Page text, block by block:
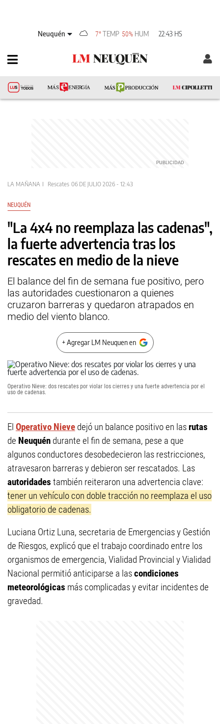
Neuquén 7° TEMP 50% HUM 22:43 HS
LA MAÑANA Rescates 06 DE JULIO 2026 - 12:43
NEUQUÉN
"La 4x4 no reemplaza las cadenas",
la fuerte advertencia tras los
rescates en medio de la nieve
El balance del fin de semana fue positivo, pero
las autoridades cuestionaron a quienes
cruzaron barreras y quedaron atrapados en
medio del viento blanco.
+ Agregar LM Neuquen en
Operativo Nieve: dos rescates por violar los cierres y una fuerte advertencia por el
uso de cadenas.
El Operativo Nieve dejó un balance positivo en las rutas
de Neuquén durante el fin de semana, pese a que
algunos conductores desobedecieron las restricciones,
atravesaron barreras y debieron ser rescatados. Las
autoridades también reiteraron una advertencia clave:
tener un vehículo con doble tracción no reemplaza el uso
obligatorio de cadenas.
Luciana Ortiz Luna, secretaria de Emergencias y Gestión
de Riesgos, explicó que el trabajo coordinado entre los
organismos de emergencia, Vialidad Provincial y Vialidad
Nacional permitió anticiparse a lascondiciones
meteorológicas más complicadas y evitar incidentes de
gravedad.